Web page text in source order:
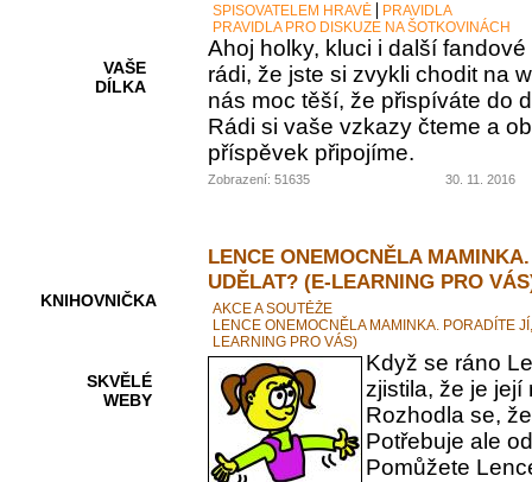
VAŠE
DÍLKA
KNIHOVNIČKA
SKVĚLÉ
WEBY
SPISOVATELEM HRAVĚ
PRAVIDLA
PRAVIDLA PRO DISKUZE NA ŠOTKOVINÁCH
Ahoj holky, kluci i další
rádi, že jste si zvykli chodit na
nás moc těší, že přispíváte do
Rádi si vaše vzkazy čteme a
příspěvek připojíme.
Zobrazení: 51635 30. 11. 2016
LENCE ONEMOCNĚLA
UDĚLAT? (E-LEARNING PRO
AKCE A SOUTĚŽE
LENCE ONEMOCNĚLA MAMINKA. PORADÍTE
LEARNING PRO VÁS)
Když se ráno
zjistila, že je její
Rozhodla se,
Potřebuje ale
Pomůžete